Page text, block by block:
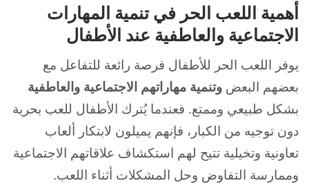
أهمية اللعب الحر في تنمية المهارات
الاجتماعية والعاطفية عند الأطفال
يوفر اللعب الحر للأطفال فرصة رائعة للتفاعل مع
بعضهم البعض وتنمية مهاراتهم الاجتماعية والعاطفية
بشكل طبيعي وممتع. فعندما يُترك الأطفال للعب بحرية
دون توجيه من الكبار، فإنهم يميلون لابتكار ألعاب
تعاونية وتخيلية تتيح لهم استكشاف علاقاتهم الاجتماعية
وممارسة التفاوض وحل المشكلات أثناء اللعب.